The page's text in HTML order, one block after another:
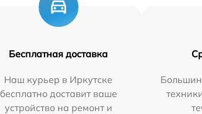
Бесплатная доставка
Наш курьер в Иркутске
бесплатно доставит ваше
устройство на ремонт и